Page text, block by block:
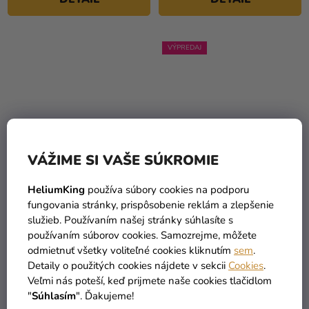
VÁŽIME SI VAŠE SÚKROMIE
HeliumKing používa súbory cookies na podporu
fungovania stránky, prispôsobenie reklám a zlepšenie
služieb. Používaním našej stránky súhlasíte s
používaním súborov cookies. Samozrejme, môžete
odmietnuť všetky voliteľné cookies kliknutím sem.
Detaily o použitých cookies nájdete v sekcii Cookies.
Veľmi nás poteší, keď prijmete naše cookies tlačidlom
"Súhlasím". Ďakujeme!
hviezdičiek.
hviezdičiek.
Detský kostým - Malý
upír
22,90 €
25,99 € (–11 %)
DETAIL
VÝPREDAJ
Detský kostým - Slizolin
študent mágie
hodnotenie
produktu
je
5,0
z
5
hviezdičiek.
od9,73 €
17,90 € (až –45 %)
DETAIL